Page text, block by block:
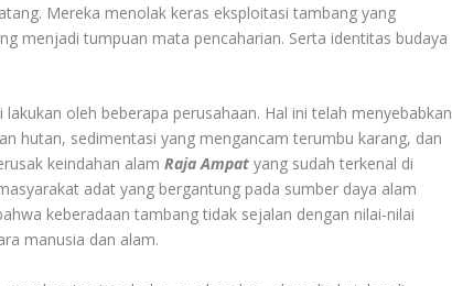
Mereka menolak keras eksploitasi tambang yang
menjadi tumpuan mata pencaharian. Serta identitas budaya
oleh beberapa perusahaan. Hal ini telah menyebabkan
hutan, sedimentasi yang mengancam terumbu karang, dan
keindahan alamRaja Ampat yang sudah terkenal di
adat yang bergantung pada sumber daya alam
keberadaan tambang tidak sejalan dengan nilai-nilai
manusia dan alam.